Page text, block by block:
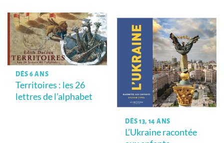
DÈS 6 ANS
Territoires : les 26
lettres de l’alphabet
DÈS 13, 14 ANS
L’Ukraine racontée